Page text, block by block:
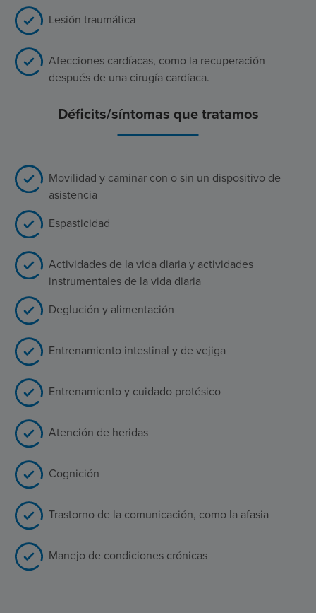
Lesión traumática
Afecciones cardíacas, como la recuperación
después de una cirugía cardíaca.
Déficits/síntomas que tratamos
Movilidad y caminar con o sin un dispositivo de
asistencia
Espasticidad
Actividades de la vida diaria y actividades
instrumentales de la vida diaria
Deglución y alimentación
Entrenamiento intestinal y de vejiga
Entrenamiento y cuidado protésico
Atención de heridas
Cognición
Trastorno de la comunicación, como la afasia
Manejo de condiciones crónicas